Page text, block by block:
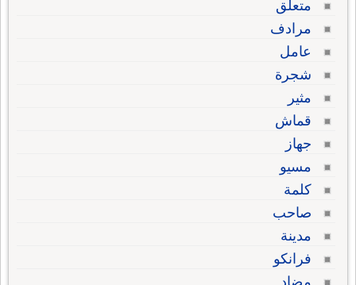
متعلق
مرادف
عامل
شجرة
مثير
قماش
جهاز
مسيو
كلمة
صاحب
مدينة
فرانكو